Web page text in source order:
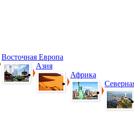
Восточная Европа
Азия
Африка